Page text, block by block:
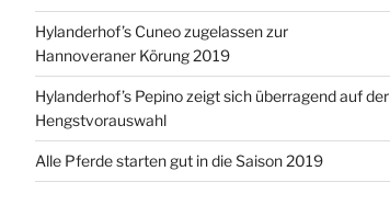
Hylanderhof’s Cuneo zugelassen zur
Hannoveraner Körung 2019
Hylanderhof’s Pepino zeigt sich überragend auf der
Hengstvorauswahl
Alle Pferde starten gut in die Saison 2019